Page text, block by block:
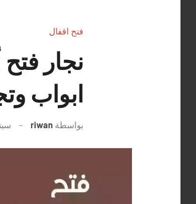
فتح اقفال
ابواب
بواسطة riwan